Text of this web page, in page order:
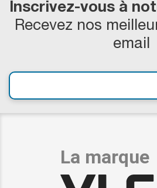
Inscrivez-vous à
Recevez nos
email